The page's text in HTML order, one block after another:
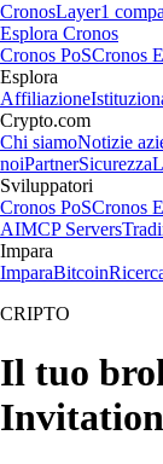
CronosLayer1
Esplora Cronos
Cronos PoSCronos
Esplora
Affiliazione
Crypto.com
Chi siamoNotizie
noiPartnerSicurezza
Sviluppatori
Cronos PoSCronos
AIMCP Servers
Impara
ImparaBitcoin
CRIPTO
Il tuo